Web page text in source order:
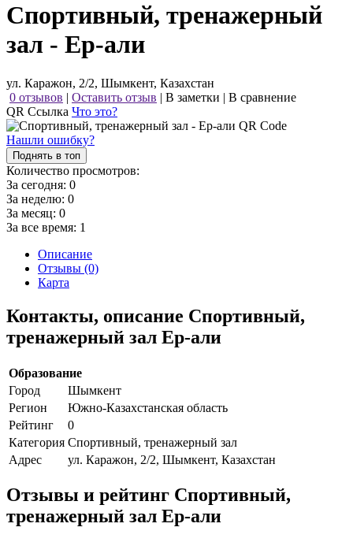
Спортивный, тренажерный
зал - Ер-али
ул. Каражон, 2/2, Шымкент, Казахстан
0 отзывов | Оставить отзыв | В заметки | В сравнение
QR Ссылка Что это?
Нашли ошибку?
Поднять в топ
Количество просмотров:
За сегодня: 0
За неделю: 0
За месяц: 0
За все время: 1
Описание
Отзывы (0)
Карта
Контакты, описание Спортивный,
тренажерный зал Ер-али
Образование
Город
Шымкент
Регион
Южно-Казахстанская область
Рейтинг
0
Категория Спортивный, тренажерный зал
Адрес
ул. Каражон, 2/2, Шымкент, Казахстан
Отзывы и рейтинг Спортивный,
тренажерный зал Ер-али